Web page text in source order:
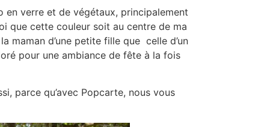
en verre et de végétaux, principalement
que cette couleur soit au centre de ma
maman d’une petite fille que celle d’un
pour une ambiance de fête à la fois
parce qu’avec Popcarte, nous vous